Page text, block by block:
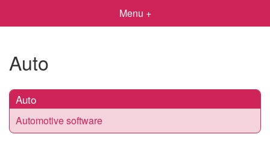
Menu +
Auto
Auto
Automotive software